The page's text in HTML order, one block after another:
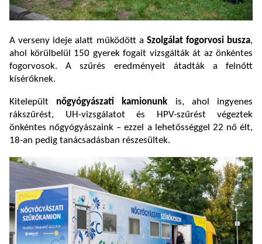
A verseny ideje alatt működött a Szolgálat fogorvosi busza,
ahol körülbelül 150 gyerek fogait vizsgálták át az önkéntes
fogorvosok. A szűrés eredményeit átadták a felnőtt
kísérőknek.
Kitelepült nőgyógyászati kamionunk is, ahol ingyenes
rákszűrést, UH-vizsgálatot és HPV-szűrést végeztek
önkéntes nőgyógyászaink – ezzel a lehetősséggel 22 nő élt,
18-an pedig tanácsadásban részesültek.